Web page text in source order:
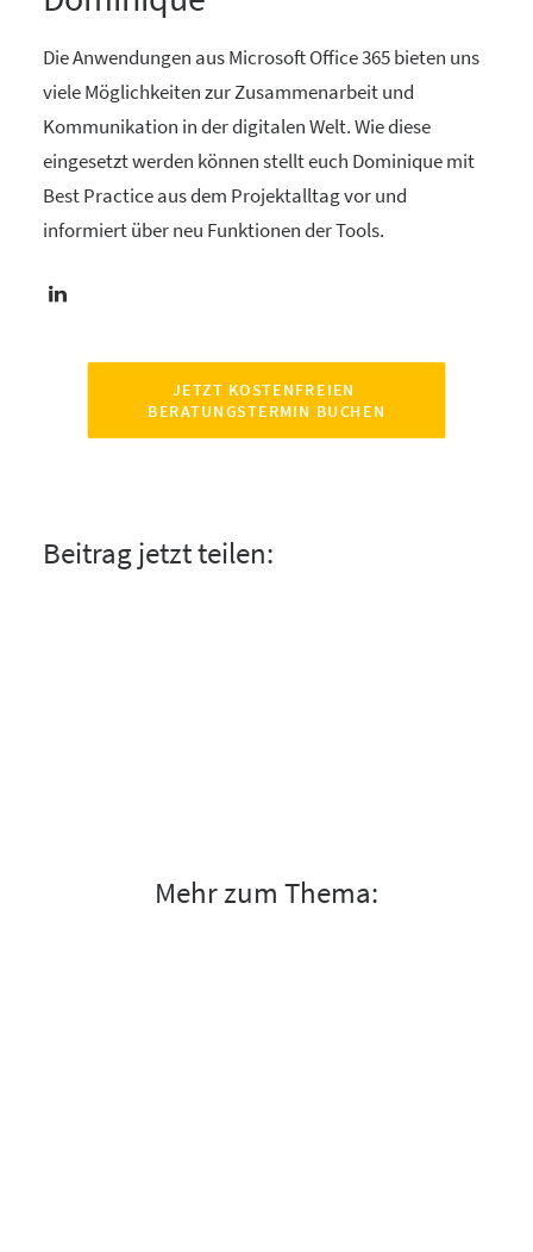
Die Anwendungen aus Microsoft Office 365 bieten uns
viele Möglichkeiten zur Zusammenarbeit und
Kommunikation in der digitalen Welt. Wie diese
eingesetzt werden können stellt euch Dominique mit
Best Practice aus dem Projektalltag vor und
informiert über neu Funktionen der Tools.
JETZT KOSTENFREIEN
BERATUNGSTERMIN BUCHEN
Beitrag jetzt teilen:
Mehr zum Thema: